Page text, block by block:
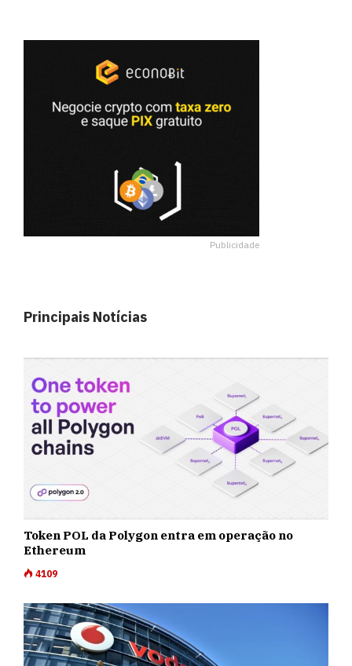
Publicidade
Principais Notícias
Token POL da Polygon entra em operação no
Ethereum
4109